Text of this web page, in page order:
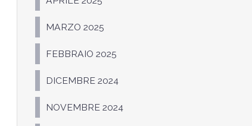
MARZO 2025
FEBBRAIO 2025
DICEMBRE 2024
NOVEMBRE 2024